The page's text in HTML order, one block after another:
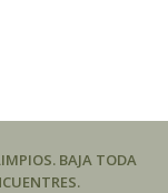
BAJA TODA